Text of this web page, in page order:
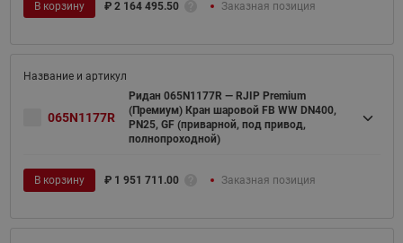
В корзину ₽ 2 164 495.50 Заказная позиция
065N1177R
Ридан 065N1177R — RJIP Premium
(Премиум) Кран шаровой FB WW DN400,
PN25, GF (приварной, под привод,
полнопроходной)
В корзину ₽ 1 951 711.00 Заказная позиция